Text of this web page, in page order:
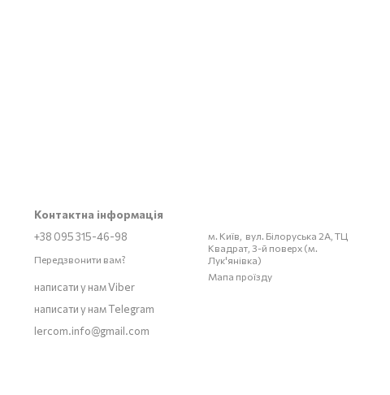
Контактна інформація
+38 095 315-46-98
Передзвонити вам?
написати у нам Viber
написати у нам Telegram
lercom.info@gmail.com
м. Київ, вул. Білоруська 2А, ТЦ
Квадрат, 3-й поверх (м.
Лук'янівка)
Мапа проїзду